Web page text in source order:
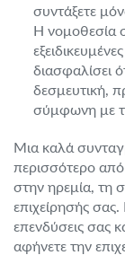
συντάξετε
Η νομοθεσία
διασφαλίσει
δεσμευτική,
σύμφωνη με το
Μια καλά
περισσότερο
στην ηρεμία, τη
επιχείρησής σας.
επενδύσεις σας
αφήνετε την